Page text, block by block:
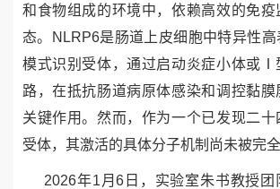
和食物组成的环境中，依赖高效的免疫
态。
NLRP6是肠道上皮细胞中特异性高
模式识别受体，通过启动炎症小体或Ⅰ
路，在抵抗肠道病原体感染和调控黏
关键作用。然而，作为一个已发现二十
受体，其激活的具体分子机制尚未被完全
2026年1 月6 日，实验室朱书教授团